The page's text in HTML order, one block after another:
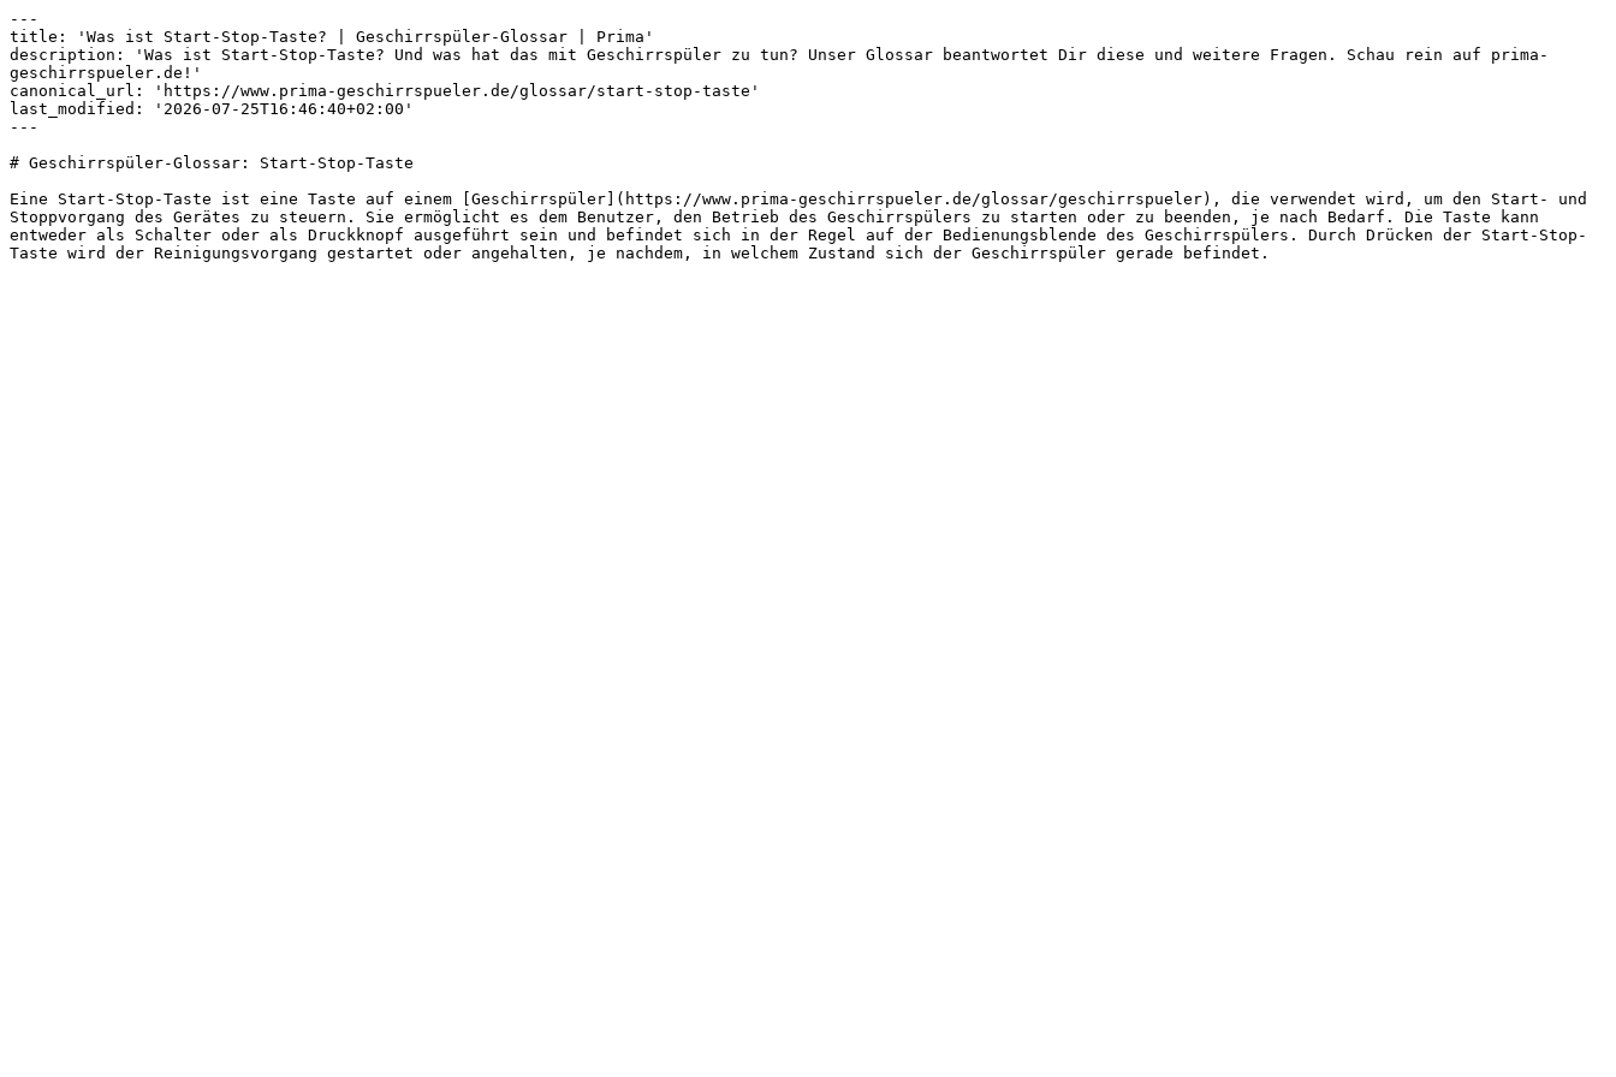
---
title: 'Was ist Start-Stop-Taste? | Geschirrspüler-Glossar | Prima'
description: 'Was ist Start-Stop-Taste? Und was hat das mit Geschirrspüler zu tun? Unser Glossar beantwortet Dir diese und weitere Fragen. Schau rein auf prima-
geschirrspueler.de!'
canonical_url: 'https://www.prima-geschirrspueler.de/glossar/start-stop-taste'
last_modified: '2026-07-25T16:46:40+02:00'
---
# Geschirrspüler-Glossar: Start-Stop-Taste
Eine Start-Stop-Taste ist eine Taste auf einem [Geschirrspüler](https://www.prima-geschirrspueler.de/glossar/geschirrspueler), die verwendet wird, um den Start- und
Stoppvorgang des Gerätes zu steuern. Sie ermöglicht es dem Benutzer, den Betrieb des Geschirrspülers zu starten oder zu beenden, je nach Bedarf. Die Taste kann
entweder als Schalter oder als Druckknopf ausgeführt sein und befindet sich in der Regel auf der Bedienungsblende des Geschirrspülers. Durch Drücken der Start-Stop-